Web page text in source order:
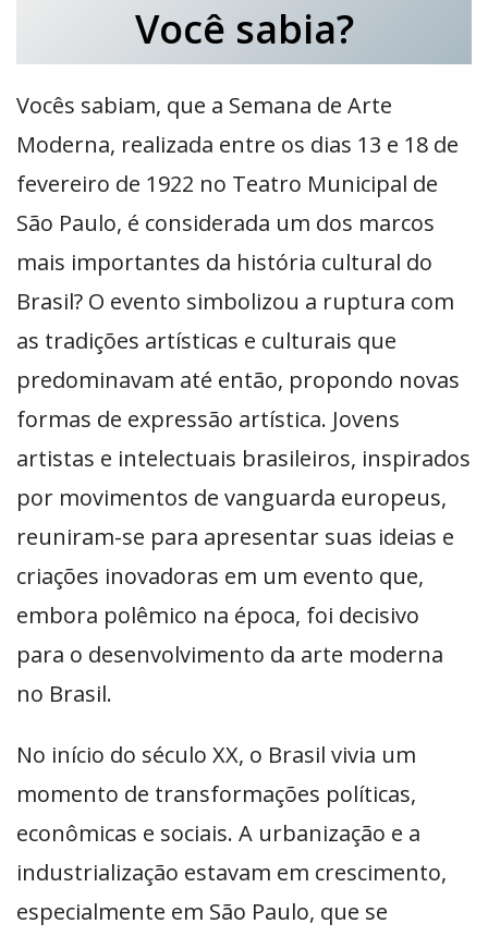
Você sabia?
Vocês sabiam, que a Semana de Arte
Moderna, realizada entre os dias 13 e 18 de
fevereiro de 1922 no Teatro Municipal de
São Paulo, é considerada um dos marcos
mais importantes da história cultural do
Brasil? O evento simbolizou a ruptura com
as tradições artísticas e culturais que
predominavam até então, propondo novas
formas de expressão artística. Jovens
artistas e intelectuais brasileiros, inspirados
por movimentos de vanguarda europeus,
reuniram-se para apresentar suas ideias e
criações inovadoras em um evento que,
embora polêmico na época, foi decisivo
para o desenvolvimento da arte moderna
no Brasil.
No início do século XX, o Brasil vivia um
momento de transformações políticas,
econômicas e sociais. A urbanização e a
industrialização estavam em crescimento,
especialmente em São Paulo, que se